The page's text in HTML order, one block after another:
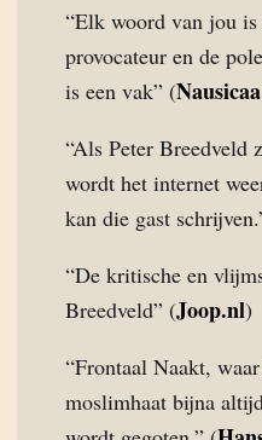
“Elk woord van jou
provocateur en de
is een vak” (
“Als Peter Breedveld
wordt het internet
kan die gast
“De kritische en
Breedveld” (Joop.nl)
“Frontaal Naakt,
moslimhaat bijna